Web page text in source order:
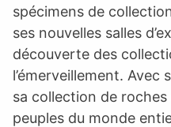
spécimens de
ses nouvelles salles
découverte des
l’émerveillement. Avec
sa collection de
peuples du monde